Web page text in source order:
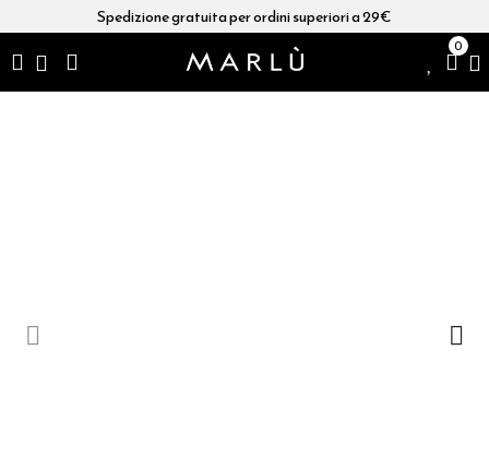
Spedizione gratuita per ordini superiori a 29€
0